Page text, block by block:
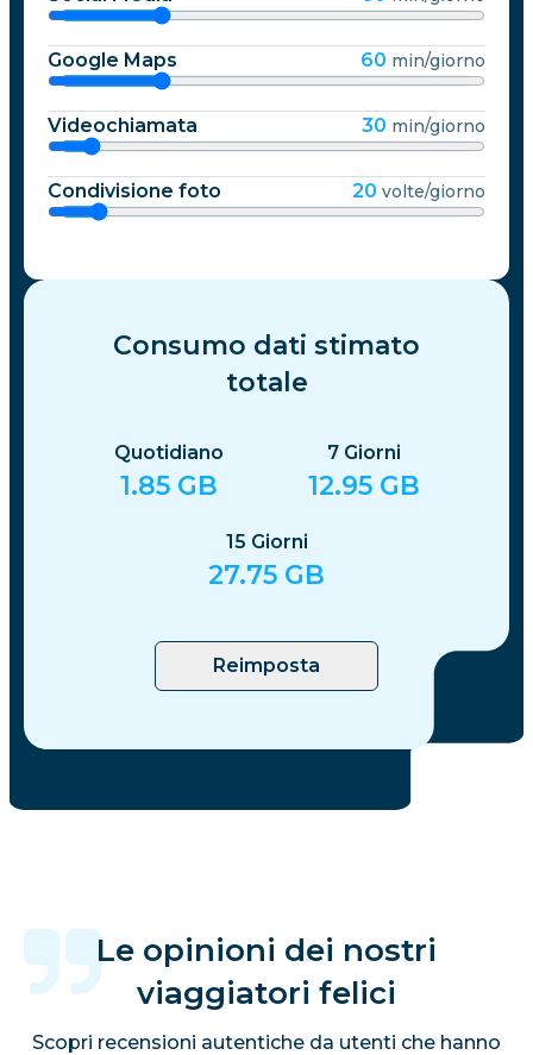
Google Maps 60 min/giorno
Videochiamata 30 min/giorno
Condivisione foto 20 volte/giorno
Consumo dati stimato
totale
Quotidiano
1.85 GB
7 Giorni
12.95 GB
15 Giorni
27.75 GB
Reimposta
Le opinioni dei nostri
viaggiatori felici
Scopri recensioni autentiche da utenti che hanno